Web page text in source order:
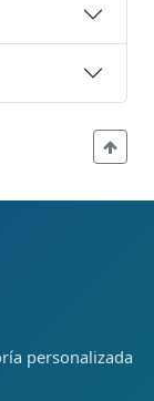
personalizada